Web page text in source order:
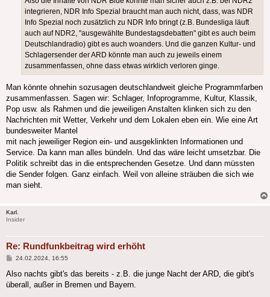
integrieren, NDR Info Spezial braucht man auch nicht, dass, was NDR
Info Spezial noch zusätzlich zu NDR Info bringt (z.B. Bundesliga läuft
auch auf NDR2, "ausgewählte Bundestagsdebatten" gibt es auch beim
Deutschlandradio) gibt es auch woanders. Und die ganzen Kultur- und
Schlagersender der ARD könnte man auch zu jeweils einem
zusammenfassen, ohne dass etwas wirklich verloren ginge.
Man könnte ohnehin sozusagen deutschlandweit gleiche Programmfarben
zusammenfassen. Sagen wir: Schlager, Infoprogramme, Kultur, Klassik,
Pop usw. als Rahmen und die jeweiligen Anstalten klinken sich zu den
Nachrichten mit Wetter, Verkehr und dem Lokalen eben ein. Wie eine Art
bundesweiter Mantel
mit nach jeweiliger Region ein- und ausgeklinkten Informationen und
Service. Da kann man alles bündeln. Und das wäre leicht umsetzbar. Die
Politik schreibt das in die entsprechenden Gesetze. Und dann müssten
die Sender folgen. Ganz einfach. Weil von alleine sträuben die sich wie
man sieht.
Karl.
Insider
Re: Rundfunkbeitrag wird erhöht
Beitrag
24.02.2024, 16:55
Also nachts gibt's das bereits - z.B. die junge Nacht der ARD, die gibt's
überall, außer in Bremen und Bayern.